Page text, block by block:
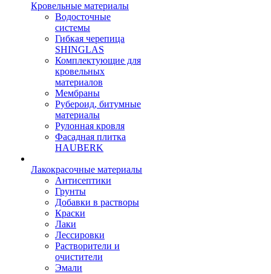
Кровельные материалы
Водосточные
системы
Гибкая черепица
SHINGLAS
Комплектующие для
кровельных
материалов
Мембраны
Рубероид, битумные
материалы
Рулонная кровля
Фасадная плитка
HAUBERK
Лакокрасочные материалы
Антисептики
Грунты
Добавки в растворы
Краски
Лаки
Лессировки
Растворители и
очистители
Эмали